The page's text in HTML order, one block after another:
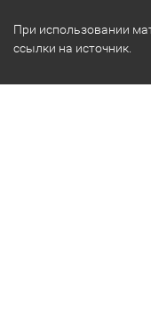
При использовании
ссылки на источник.